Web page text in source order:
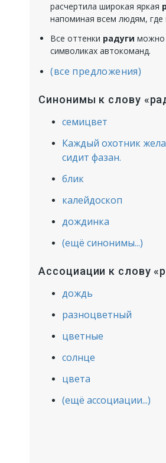
расчертила широкая яркая
напоминая всем людям, где
Все оттенки радуги можно
символиках автокоманд.
(все предложения)
Синонимы к слову
семицвет
Каждый охотник
сидит фазан.
блик
калейдоскоп
дождинка
(ещё синонимы...)
Ассоциации к слову
дождь
разноцветный
цветные
солнце
цвета
(ещё ассоциации...)